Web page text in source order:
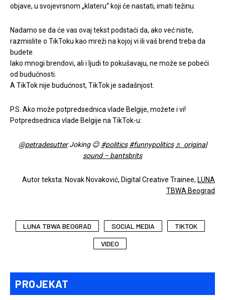
PROJEKAT
objave, u svojevrsnom „klateru“ koji će nastati, imati težinu.
Nadamo se da će vas ovaj tekst podstaći da, ako već niste,
razmislite o TikToku kao mreži na kojoj vi ili vaš brend treba da
budete.
Iako mnogi brendovi, ali i ljudi to pokušavaju, ne može se pobeći
od budućnosti.
A TikTok nije budućnost, TikTok je sadašnjost.
P.S. Ako može potpredsednica vlade Belgije, možete i vi!
Potpredsednica vlade Belgije na TikTok-u:
@petradesutterJoking 😉 #politics #funnypolitics ♬ original
sound – bantsbrits
Autor teksta: Novak Novaković, Digital Creative Trainee, LUNA
TBWA Beograd
LUNA TBWA BEOGRAD SOCIAL MEDIA TIKTOK
VIDEO